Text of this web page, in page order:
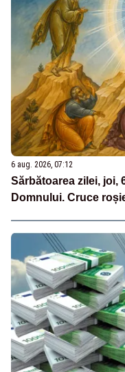
6 aug. 2026, 07:12
Sărbătoarea zilei, joi,
Domnului. Cruce